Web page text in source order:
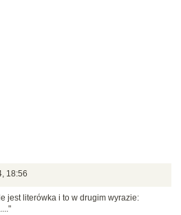
18:56
jest literówka i to w drugim wyrazie: